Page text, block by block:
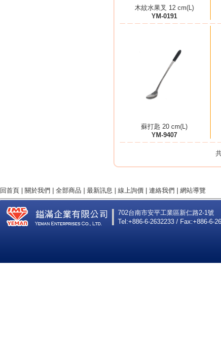
木紋水果叉 12 cm(L)
YM-0191
蘇打匙 20 cm(L)
YM-9407
回首頁 關於我們 全部商品 最新訊息 線上詢價 連絡我們 網站導覽
702台南市安平工業區新仁路2-1號
Tel:+886-6-2632233 / Fax:+886-6-